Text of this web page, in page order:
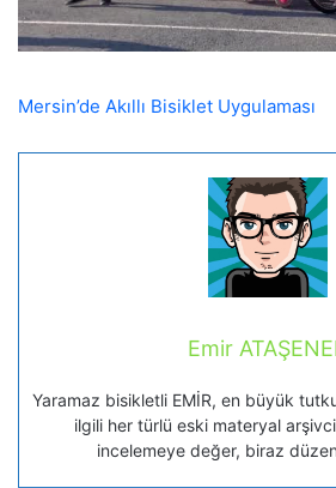
Mersin’de Akıllı Bisiklet Uygulaması
Emir
Yaramaz bisikletli EMİR, en büyük
ilgili her türlü eski materyal
incelemeye değer, biraz